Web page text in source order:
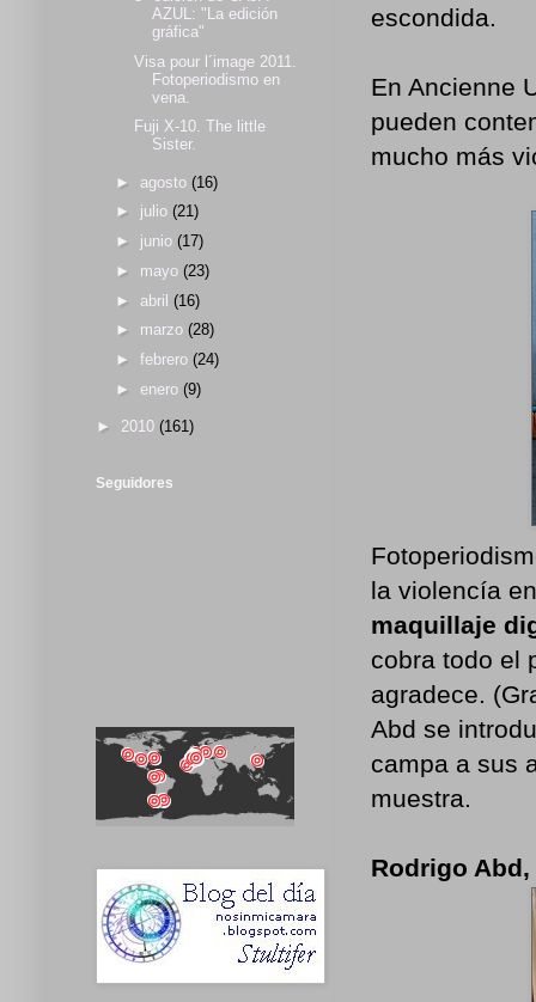
escondida.
En Ancienne
pueden
mucho más
la violencía
maquillaje
cobra todo el
agradece.
Abd se
campa a sus
muestra.
Rodrigo
AZUL: "La edición
gráfica"
Visa pour l´image 2011.
Fotoperiodismo en
vena.
Fuji X-10. The little
Sister.
► agosto (16)
► julio (21)
► junio (17)
► mayo (23)
► abril (16)
► marzo (28)
► febrero (24)
► enero (9)
► 2010 (161)
Seguidores